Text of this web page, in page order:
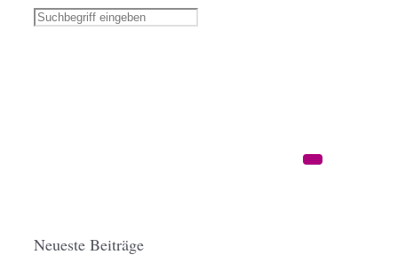
Neueste Beiträge